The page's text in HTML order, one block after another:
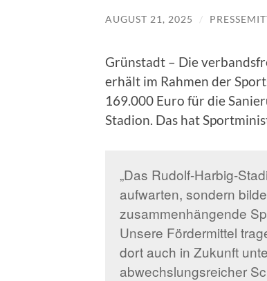
AUGUST 21, 2025 /
Grünstadt – Die
erhält im Rahmen der
169.000 Euro für die
Stadion. Das hat
„Das Rudolf-Harbig-
aufwarten, sondern
zusammenhängende
Unsere Fördermittel
dort auch in Zukunft
abwechslungsreicher